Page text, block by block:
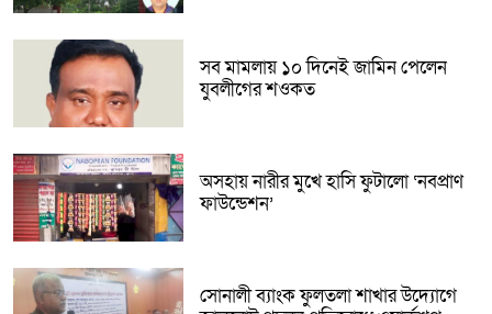
সব মামলায় ১০ দিনেই জামিন পেলেন
যুবলীগের শওকত
অসহায় নারীর মুখে হাসি ফুটালো ‘নবপ্রাণ
ফাউন্ডেশন’
সোনালী ব্যাংক ফুলতলা শাখার উদ্যোগে